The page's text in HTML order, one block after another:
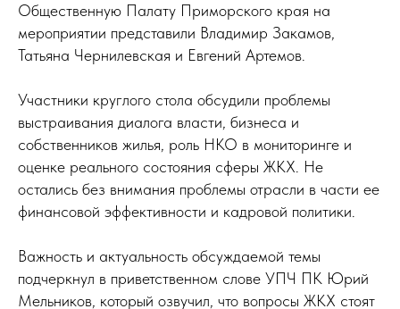
Общественную Палату Приморского края на
мероприятии представили Владимир Закамов,
Татьяна Чернилевская и Евгений Артемов.
Участники круглого стола обсудили проблемы
выстраивания диалога власти, бизнеса и
собственников жилья, роль НКО в мониторинге и
оценке реального состояния сферы ЖКХ. Не
остались без внимания проблемы отрасли в части ее
финансовой эффективности и кадровой политики.
Важность и актуальность обсуждаемой темы
подчеркнул в приветственном слове УПЧ ПК Юрий
Мельников, который озвучил, что вопросы ЖКХ стоят